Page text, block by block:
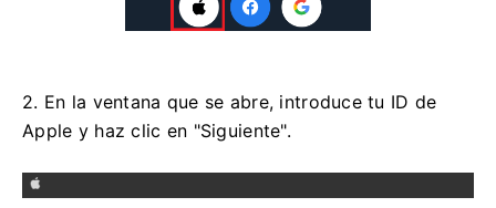
2. En la ventana que se abre, introduce tu ID de
Apple y haz clic en "Siguiente".